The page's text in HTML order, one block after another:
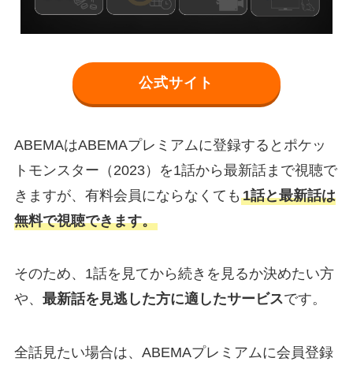
公式サイト
ABEMAはABEMAプレミアムに登録するとポケッ
トモンスター（2023）を1話から最新話まで視聴で
きますが、有料会員にならなくても 1話と最新話は
無料で視聴できます。
そのため、1話を見てから続きを見るか決めたい方
や、 最新話を見逃した方に適したサービスです。
全話見たい場合は、ABEMAプレミアムに会員登録